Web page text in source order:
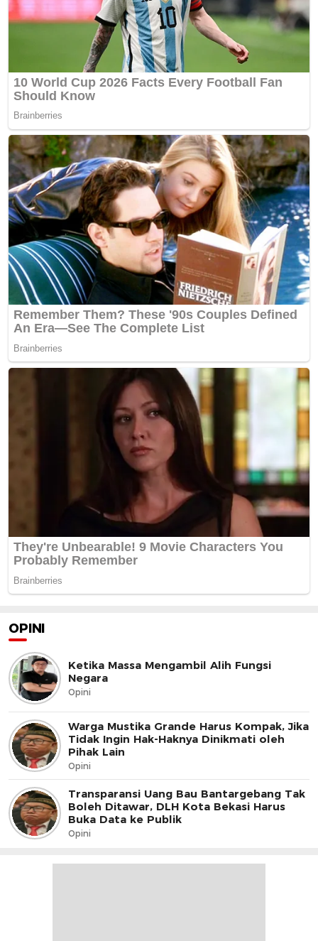
OPINI
Ketika Massa Mengambil Alih Fungsi
Negara
Opini
Warga Mustika Grande Harus Kompak, Jika
Tidak Ingin Hak-Haknya Dinikmati oleh
Pihak Lain
Opini
Transparansi Uang Bau Bantargebang Tak
Boleh Ditawar, DLH Kota Bekasi Harus
Buka Data ke Publik
Opini